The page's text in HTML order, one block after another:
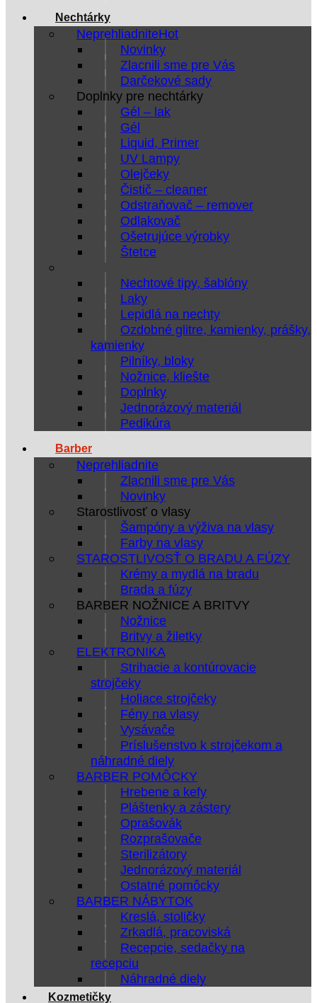
Nechtárky
Neprehliadnite
Novinky
Zlacnili sme pre Vás
Darčekové sady
Doplnky pre nechtárky
Gél – lak
Gél
Liquid, Primer
UV Lampy
Olejčeky
Čistič – cleaner
Odstraňovač – remover
Odlakovač
Ošetrujúce výrobky
Štetce
Nechtové tipy, šablóny
Laky
Lepidlá na nechty
Ozdobné glitre, kamienky, prášky,
kamienky
Pilníky, bloky
Nožnice, kliešte
Doplnky
Jednorázový materiál
Pedikúra
Barber
Neprehliadnite
Zlacnili sme pre Vás
Novinky
Starostlivosť o vlasy
Šampóny a výživa na vlasy
Farby na vlasy
STAROSTLIVOSŤ O BRADU A FÚZY
Krémy a mydlá na bradu
Brada a fúzy
BARBER NOŽNICE A BRITVY
Nožnice
Britvy a žiletky
ELEKTRONIKA
Strihacie a kontúrovacie
strojčeky
Holiace strojčeky
Fény na vlasy
Vysávače
Príslušenstvo k strojčekom a
náhradné diely
BARBER POMÔCKY
Hrebene a kefy
Pláštenky a zástery
Oprašovák
Rozprašovače
Sterilizátory
Jednorázový materiál
Ostatné pomôcky
BARBER NÁBYTOK
Kreslá, stoličky
Zrkadlá, pracoviská
Recepcie, sedačky na
recepciu
Náhradné diely
Kozmetičky